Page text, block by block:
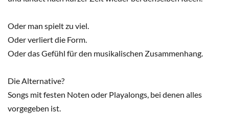
Oder man spielt zu viel.
Oder verliert die Form.
Oder das Gefühl für den musikalischen Zusammenhang.
Die Alternative?
Songs mit festen Noten oder Playalongs, bei denen alles
vorgegeben ist.